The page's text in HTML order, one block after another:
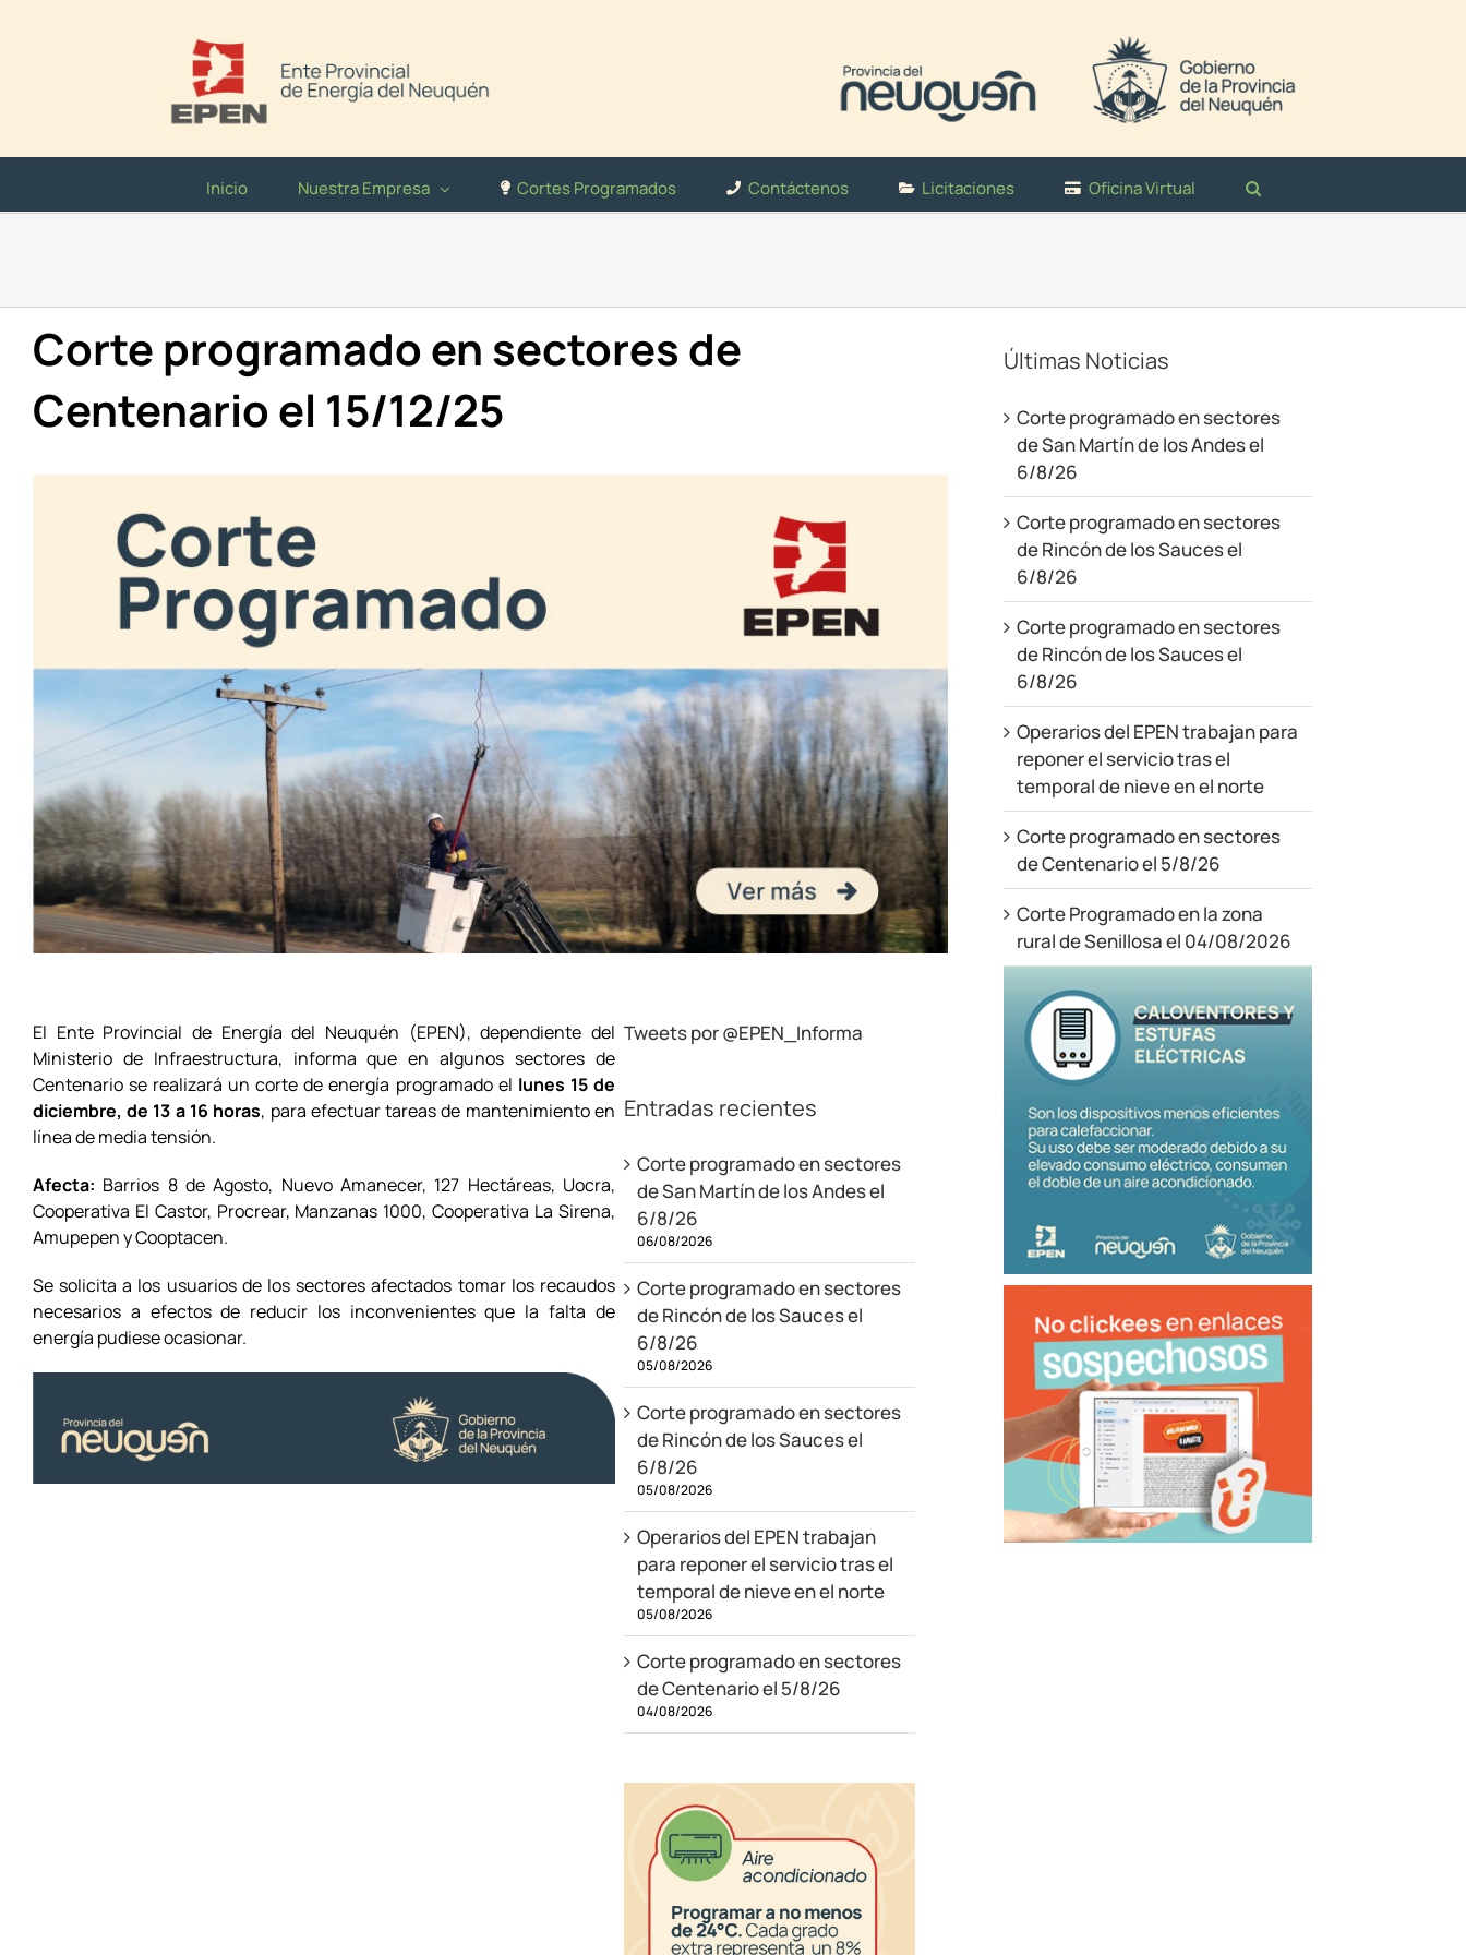
Inicio Nuestra Empresa Cortes Programados Contáctenos Licitaciones Oficina Virtual
Corte programado en sectores de
Centenario el 15/12/25
El Ente Provincial de Energía del Neuquén (EPEN), dependiente del
Ministerio de Infraestructura, informa que en algunos sectores de
Centenario se realizará un corte de energía programado el lunes 15 de
diciembre, de 13 a 16 horas, para efectuar tareas de mantenimiento en
línea de media tensión.
Afecta: Barrios 8 de Agosto, Nuevo Amanecer, 127 Hectáreas, Uocra,
Cooperativa El Castor, Procrear, Manzanas 1000, Cooperativa La Sirena,
Amupepen y Cooptacen.
Se solicita a los usuarios de los sectores afectados tomar los recaudos
necesarios a efectos de reducir los inconvenientes que la falta de
energía pudiese ocasionar.
Tweets por @EPEN_Informa
Entradas recientes
Corte programado en sectores
de San Martín de los Andes el
6/8/26
06/08/2026
Corte programado en sectores
de Rincón de los Sauces el
6/8/26
05/08/2026
Corte programado en sectores
de Rincón de los Sauces el
6/8/26
05/08/2026
Operarios del EPEN trabajan
para reponer el servicio tras el
temporal de nieve en el norte
05/08/2026
Corte programado en sectores
de Centenario el 5/8/26
04/08/2026
Últimas Noticias
Corte programado en sectores
de San Martín de los Andes el
6/8/26
Corte programado en sectores
de Rincón de los Sauces el
6/8/26
Corte programado en sectores
de Rincón de los Sauces el
6/8/26
Operarios del EPEN trabajan para
reponer el servicio tras el
temporal de nieve en el norte
Corte programado en sectores
de Centenario el 5/8/26
Corte Programado en la zona
rural de Senillosa el 04/08/2026